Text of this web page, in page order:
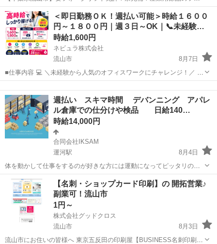
ークリフト入出庫作業《お仕事No.4A015》 お仕事について 自動車部
品ほか様々な物をフォークリフトを使用して運搬する倉庫内作業で
す。 ※業務の変更、就業場...
千葉 流山市 初石駅 その他
＜即日勤務ＯＫ！週払い可能＞時給１６００
円～１８００円｜週３日～OK｜📞未経験…
時給1,600円
ネビュラ株式会社
流山市
8月7日
■仕事内容 💻 ＼未経験から人気のオフィスワークにチャレンジ！／ ＼
高時給1,600円～1,800円＆週払い可能！／ ＼週3日から勤務OK！最短
で即日勤務も可能！／ ファッション通販サイトやオフィス家具、ポケ
ット...
週払い スキマ時間 デバンニング アパレ
ル倉庫での仕分けや検品 日給140…
時給14,000円
合同会社IKSAM
運河駅
8月4日
体を動かして仕事をするのが好きな方には運動になってピッタリのお
仕事です。 ダブルワーク・本業がお休みの時だけ・毎日ガッツリ勤務
したい！など大歓迎です。 週に一回からの勤務も可能なので都合の良
いとき好きな時にお仕事...
千葉 流山市 運河駅 デバンニング
【名刺・ショップカード印刷】の 開拓営業♪
副業可！流山市
1円～
株式会社グッドクロス
流山市
8月3日
流山市にお住いの皆様へ 東京五反田の印刷屋【BUSINESS名刺印刷